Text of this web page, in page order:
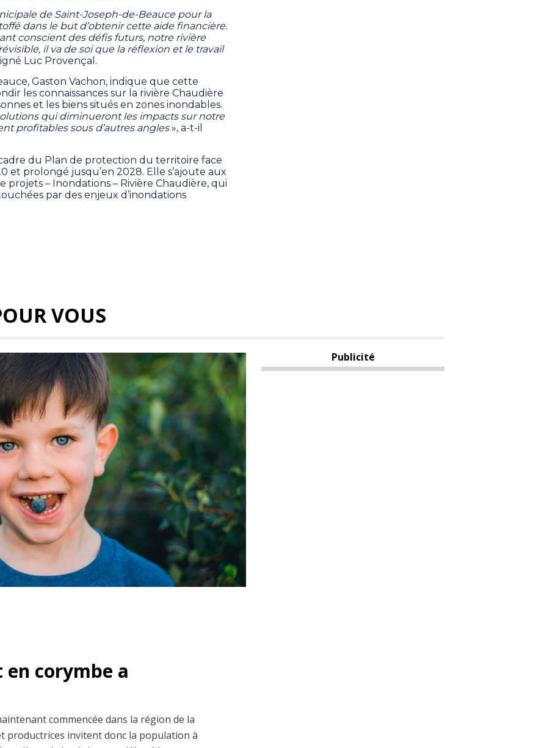
de Saint-Joseph-de-Beauce pour la
dans le but d’obtenir cette aide financière.
conscient des défis futurs, notre rivière
il va de soi que la réflexion et le travail
Luc Provençal.
Gaston Vachon, indique que cette
les connaissances sur la rivière Chaudière
et les biens situés en zones inondables.
qui diminueront les impacts sur notre
profitables sous d’autres angles», a-t-il
du Plan de protection du territoire face
et prolongé jusqu’en 2028. Elle s’ajoute aux
– Inondations – Rivière Chaudière, qui
par des enjeux d’inondations
VOUS
en corymbe a
commencée dans la région de la
productrices invitent donc la population à
Publicité